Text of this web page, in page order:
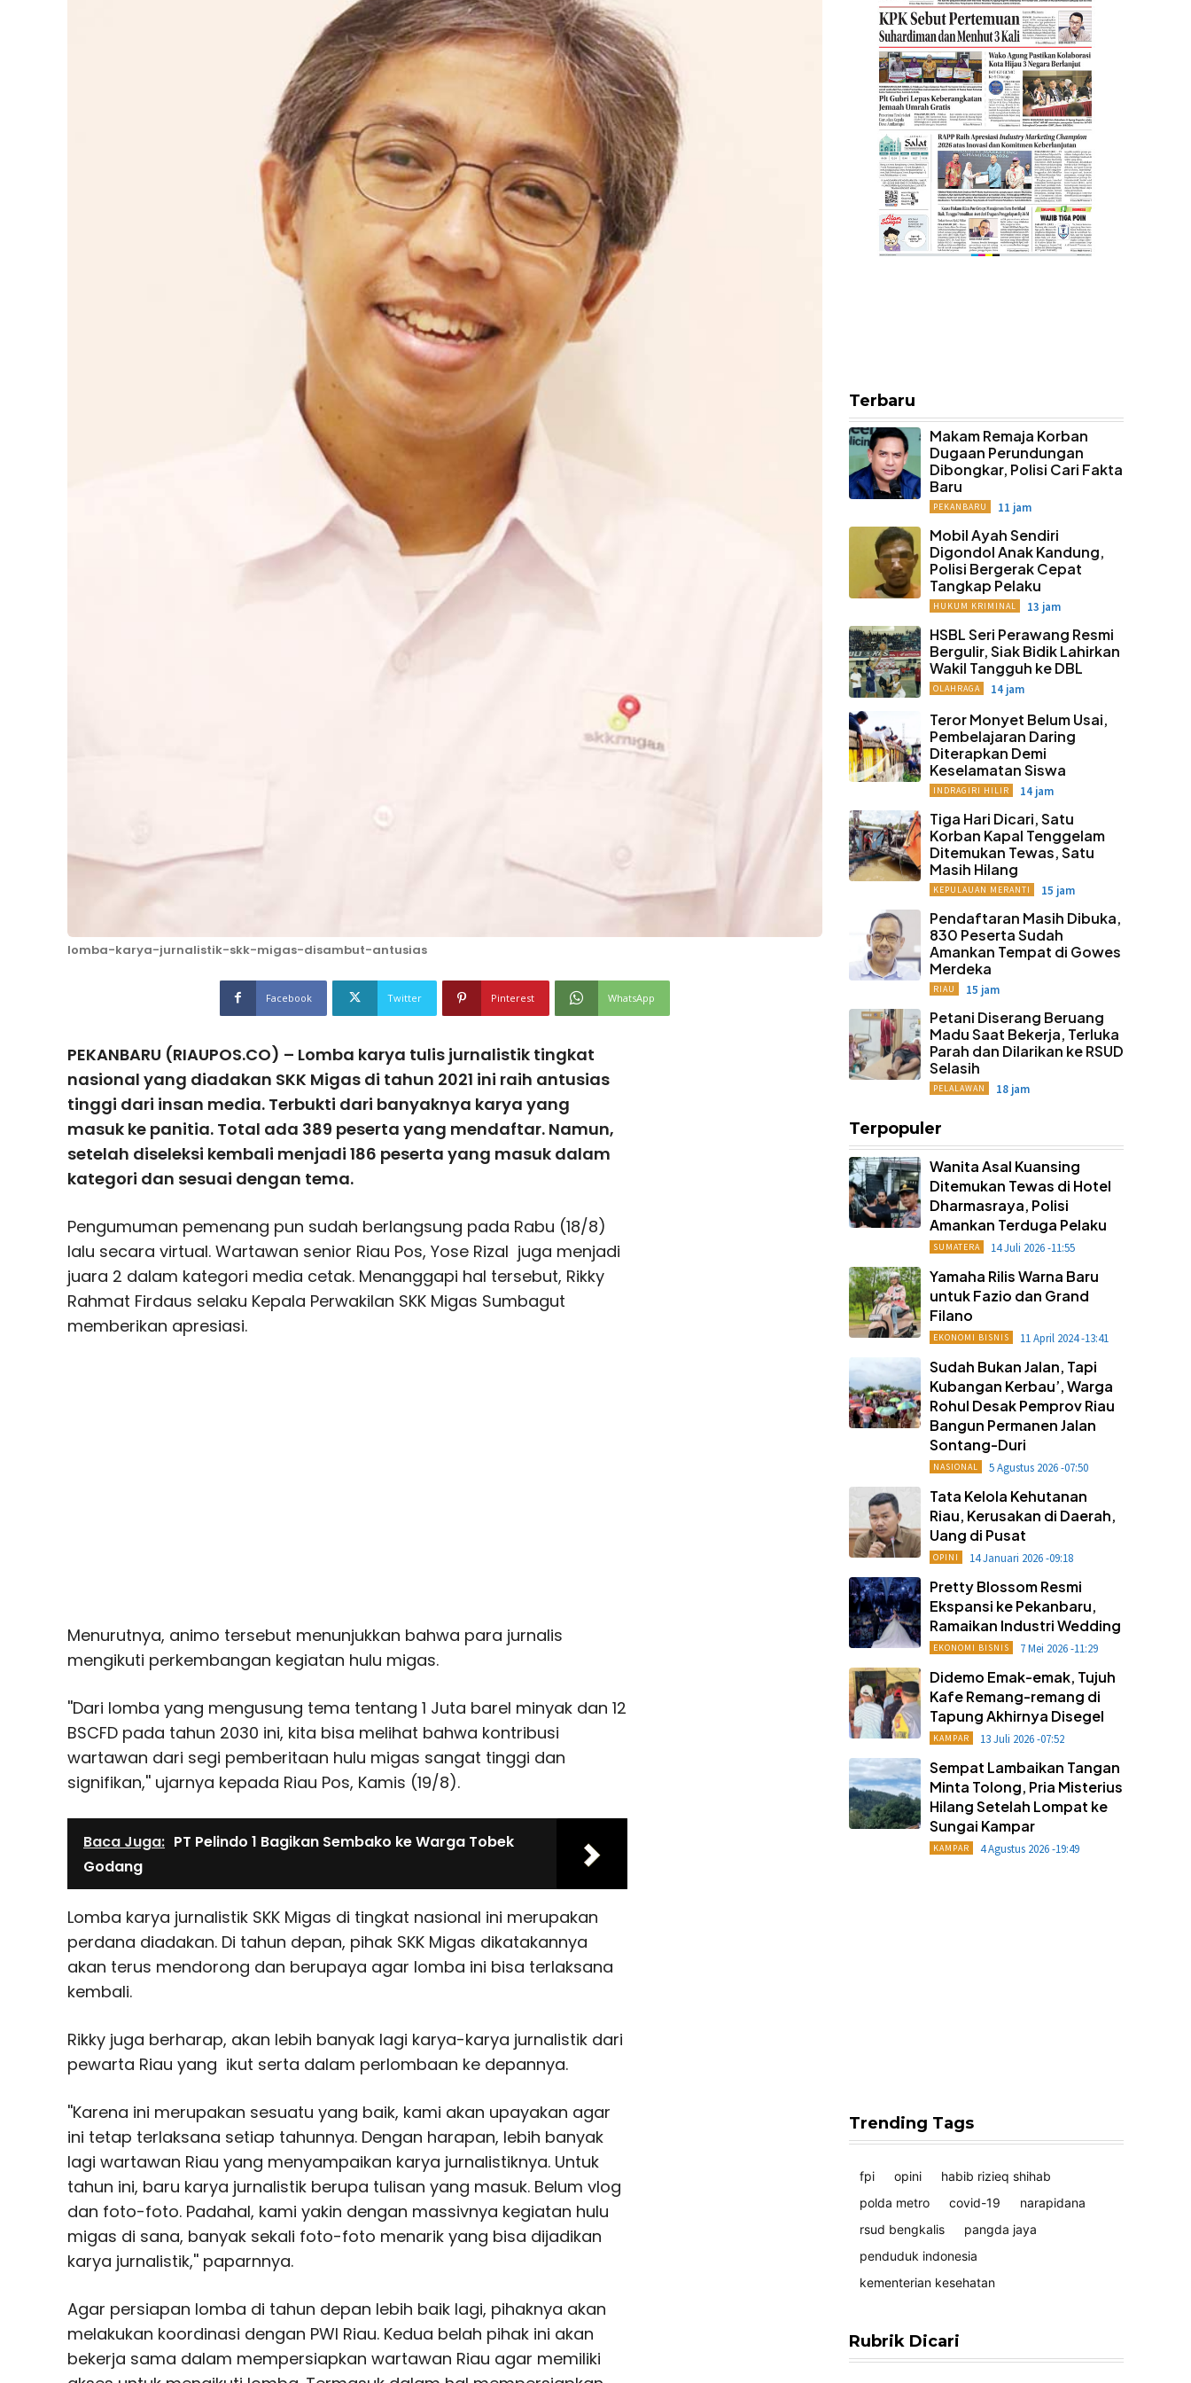
lomba-karya-jurnalistik-skk-migas-disambut-antusias
Facebook Twitter Pinterest WhatsApp
PEKANBARU (RIAUPOS.CO) – Lomba karya tulis jurnalistik tingkat
nasional yang diadakan SKK Migas di tahun 2021 ini raih antusias
tinggi dari insan media. Terbukti dari banyaknya karya yang
masuk ke panitia. Total ada 389 peserta yang mendaftar. Namun,
setelah diseleksi kembali menjadi 186 peserta yang masuk dalam
kategori dan sesuai dengan tema.
Pengumuman pemenang pun sudah berlangsung pada Rabu (18/8)
lalu secara virtual. Wartawan senior Riau Pos, Yose Rizal juga menjadi
juara 2 dalam kategori media cetak. Menanggapi hal tersebut, Rikky
Rahmat Firdaus selaku Kepala Perwakilan SKK Migas Sumbagut
memberikan apresiasi.
Menurutnya, animo tersebut menunjukkan bahwa para jurnalis
mengikuti perkembangan kegiatan hulu migas.
''Dari lomba yang mengusung tema tentang 1 Juta barel minyak dan 12
BSCFD pada tahun 2030 ini, kita bisa melihat bahwa kontribusi
wartawan dari segi pemberitaan hulu migas sangat tinggi dan
signifikan,'' ujarnya kepada Riau Pos, Kamis (19/8).
Baca Juga: PT Pelindo 1 Bagikan Sembako ke Warga Tobek
Godang
Lomba karya jurnalistik SKK Migas di tingkat nasional ini merupakan
perdana diadakan. Di tahun depan, pihak SKK Migas dikatakannya
akan terus mendorong dan berupaya agar lomba ini bisa terlaksana
kembali.
Rikky juga berharap, akan lebih banyak lagi karya-karya jurnalistik dari
pewarta Riau yang ikut serta dalam perlombaan ke depannya.
''Karena ini merupakan sesuatu yang baik, kami akan upayakan agar
ini tetap terlaksana setiap tahunnya. Dengan harapan, lebih banyak
lagi wartawan Riau yang menyampaikan karya jurnalistiknya. Untuk
tahun ini, baru karya jurnalistik berupa tulisan yang masuk. Belum vlog
dan foto-foto. Padahal, kami yakin dengan massivnya kegiatan hulu
migas di sana, banyak sekali foto-foto menarik yang bisa dijadikan
karya jurnalistik,'' paparnnya.
Agar persiapan lomba di tahun depan lebih baik lagi, pihaknya akan
melakukan koordinasi dengan PWI Riau. Kedua belah pihak ini akan
bekerja sama dalam mempersiapkan wartawan Riau agar memiliki
Terbaru
Makam Remaja Korban
Dugaan Perundungan
Dibongkar, Polisi Cari Fakta
Baru
PEKANBARU 11 jam
Mobil Ayah Sendiri
Digondol Anak Kandung,
Polisi Bergerak Cepat
Tangkap Pelaku
HUKUM KRIMINAL 13 jam
HSBL Seri Perawang Resmi
Bergulir, Siak Bidik Lahirkan
Wakil Tangguh ke DBL
OLAHRAGA 14 jam
Teror Monyet Belum Usai,
Pembelajaran Daring
Diterapkan Demi
Keselamatan Siswa
INDRAGIRI HILIR 14 jam
Tiga Hari Dicari, Satu
Korban Kapal Tenggelam
Ditemukan Tewas, Satu
Masih Hilang
KEPULAUAN MERANTI 15 jam
Pendaftaran Masih Dibuka,
830 Peserta Sudah
Amankan Tempat di Gowes
Merdeka
RIAU 15 jam
Petani Diserang Beruang
Madu Saat Bekerja, Terluka
Parah dan Dilarikan ke RSUD
Selasih
PELALAWAN 18 jam
Terpopuler
Wanita Asal Kuansing
Ditemukan Tewas di Hotel
Dharmasraya, Polisi
Amankan Terduga Pelaku
SUMATERA 14 Juli 2026 -11:55
Yamaha Rilis Warna Baru
untuk Fazio dan Grand
Filano
EKONOMI BISNIS 11 April 2024 -13:41
Sudah Bukan Jalan, Tapi
Kubangan Kerbau’, Warga
Rohul Desak Pemprov Riau
Bangun Permanen Jalan
Sontang-Duri
NASIONAL 5 Agustus 2026 -07:50
Tata Kelola Kehutanan
Riau, Kerusakan di Daerah,
Uang di Pusat
OPINI 14 Januari 2026 -09:18
Pretty Blossom Resmi
Ekspansi ke Pekanbaru,
Ramaikan Industri Wedding
EKONOMI BISNIS 7 Mei 2026 -11:29
Didemo Emak-emak, Tujuh
Kafe Remang-remang di
Tapung Akhirnya Disegel
KAMPAR 13 Juli 2026 -07:52
Sempat Lambaikan Tangan
Minta Tolong, Pria Misterius
Hilang Setelah Lompat ke
Sungai Kampar
KAMPAR 4 Agustus 2026 -19:49
Trending Tags
fpi opini
habib rizieq shihab
polda metro
covid-19
narapidana
rsud bengkalis
pangda jaya
penduduk indonesia
kementerian kesehatan
Rubrik Dicari